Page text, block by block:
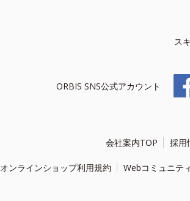
ス
ORBIS SNS公式アカウント
会社案内TOP 採用
オンラインショップ利用規約 Webコミュニテ